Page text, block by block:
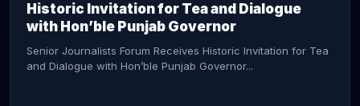
Historic Invitation for Tea and Dialogue
with Hon’ble Punjab Governor
Senior Journalists Forum Receives Historic Invitation for Tea
and Dialogue with Hon’ble Punjab Governor...